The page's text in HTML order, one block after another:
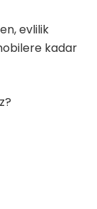
evlilik
kadar